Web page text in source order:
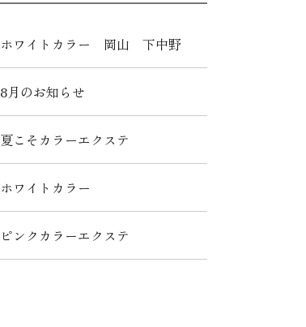
ホワイトカラー 岡山 下中野
8月のお知らせ
夏こそカラーエクステ
ホワイトカラー
ピンクカラーエクステ